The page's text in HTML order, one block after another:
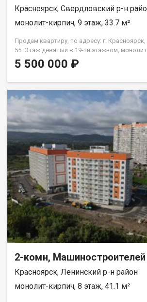
Красноярск, Свердловский р-н
монолит-кирпич, 9 этаж, 33.7 м²
Продам квартиру, по адресу: г.
55. Этаж девятый в 19-ти этажном,
доме. Общая площадь- 33.7 кв.м., кухня-
спальня--10,3 кв.м. Предчистовая отделка
доступность до других районов города.
мест отдыха, досуга и развлечений -
Фанпарк «Бобровый лог» и парк флоры и
Благоустроенная набережная
вдоль реки Енисей и 500 метров вдоль
организованными спусками к воде и
пассажирского транспорта возле
пешеходных и велосипедно-роликовых
району. Бесшумные современные лифты.
автостоянки на 175 и 297 машино-мест.
5 500 000 ₽
2-комн, Машиностроителей
Красноярск, Ленинский р-н район
монолит-кирпич, 8 этаж, 41.1 м²